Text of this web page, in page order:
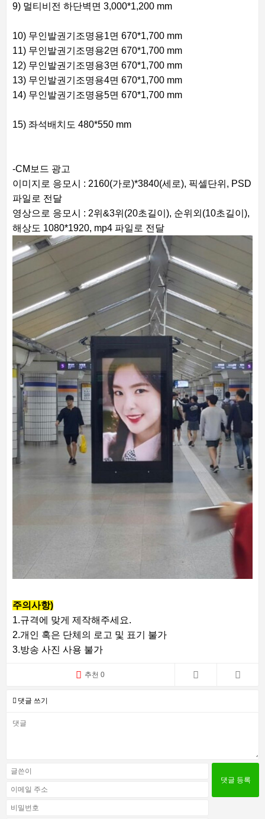
9) 멀티비전 하단벽면 3,000*1,200 mm
10) 무인발권기조명용1면 670*1,700 mm
11) 무인발권기조명용2면 670*1,700 mm
12) 무인발권기조명용3면 670*1,700 mm
13) 무인발권기조명용4면 670*1,700 mm
14) 무인발권기조명용5면 670*1,700 mm
15) 좌석배치도 480*550 mm
-CM보드 광고
이미지로 응모시 : 2160(가로)*3840(세로), 픽셀단위, PSD
파일로 전달
영상으로 응모시 : 2위&3위(20초길이), 순위외(10초길이),
해상도 1080*1920, mp4 파일로 전달
주의사항)
1.규격에 맞게 제작해주세요.
2.개인 혹은 단체의 로고 및 표기 불가
3.방송 사진 사용 불가
추천 0
댓글 쓰기